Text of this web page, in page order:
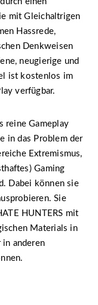
mit Gleichaltrigen
Hassrede,
Denkweisen
neugierige und
ist kostenlos im
verfügbar.
reine Gameplay
in das Problem der
Extremismus,
Gaming
Dabei können sie
Sie
HUNTERS mit
Materials in
in anderen